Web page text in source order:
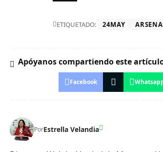
ETIQUETADO: 24MAY
Apóyanos compartiendo este
Facebook
PorEstrella Velandia